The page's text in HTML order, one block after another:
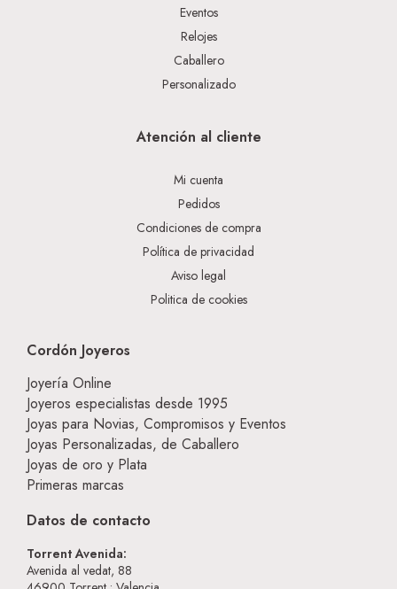
Eventos
Relojes
Caballero
Personalizado
Atención al cliente
Mi cuenta
Pedidos
Condiciones de compra
Política de privacidad
Aviso legal
Politica de cookies
Cordón Joyeros
Joyería Online
Joyeros especialistas desde 1995
Joyas para Novias, Compromisos y Eventos
Joyas Personalizadas, de Caballero
Joyas de oro y Plata
Primeras marcas
Datos de contacto
Torrent Avenida:
Avenida al vedat, 88